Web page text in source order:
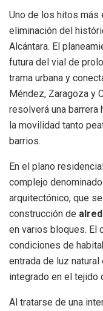
Uno de los hitos
eliminación del
Alcántara. El
futura del vial de
trama urbana y
Méndez, Zaragoza y
resolverá una barrera
la movilidad tanto
barrios.
En el plano
complejo denominado
arquitectónico, que
construcción de
en varios bloques. El
condiciones de
entrada de luz
integrado en el tejido
Al tratarse de una